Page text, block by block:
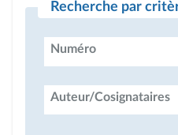
Recherche par
Numéro
Auteur/Cosignataires